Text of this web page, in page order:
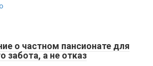
о частном пансионате для
забота, а не отказ